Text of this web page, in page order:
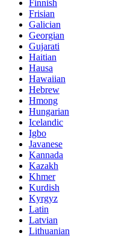
Finnish
Frisian
Galician
Georgian
Gujarati
Haitian
Hausa
Hawaiian
Hebrew
Hmong
Hungarian
Icelandic
Igbo
Javanese
Kannada
Kazakh
Khmer
Kurdish
Kyrgyz
Latin
Latvian
Lithuanian